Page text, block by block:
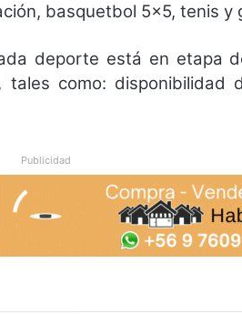
basquetbol 5×5, tenis y
deporte está en etapa
como: disponibilidad
Publicidad